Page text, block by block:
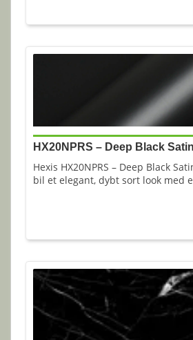
HX20NPRS – Deep Black Satin
Hexis HX20NPRS – Deep Black
bil et elegant, dybt sort look med